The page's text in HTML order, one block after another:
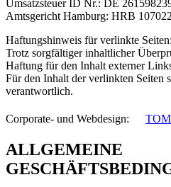
Umsatzsteuer ID Nr.: DE
Amtsgericht Hamburg: HRB 107022
Haftungshinweis für verlinkte Seiten:
Trotz sorgfältiger inhaltlicher
Haftung für den Inhalt externer
Für den Inhalt der verlinkten Seiten
verantwortlich.
Corporate- und Webdesign: ﾠ
ALLGEMEINE